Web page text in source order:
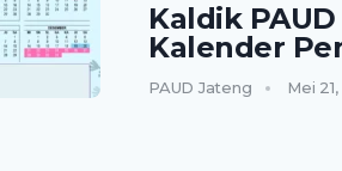
Kaldik
Kalender
PAUD Jateng Mei